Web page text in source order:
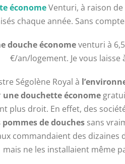
économeVenturi, à raison
chaque année. Sans
douche économeventuri à
€/an/logement. Je vous laisse
Ségolène Royal à
une douchette économe
plus droit. En effet, des
de douches sans
commandaient des dizaines
mais ne les installaient même